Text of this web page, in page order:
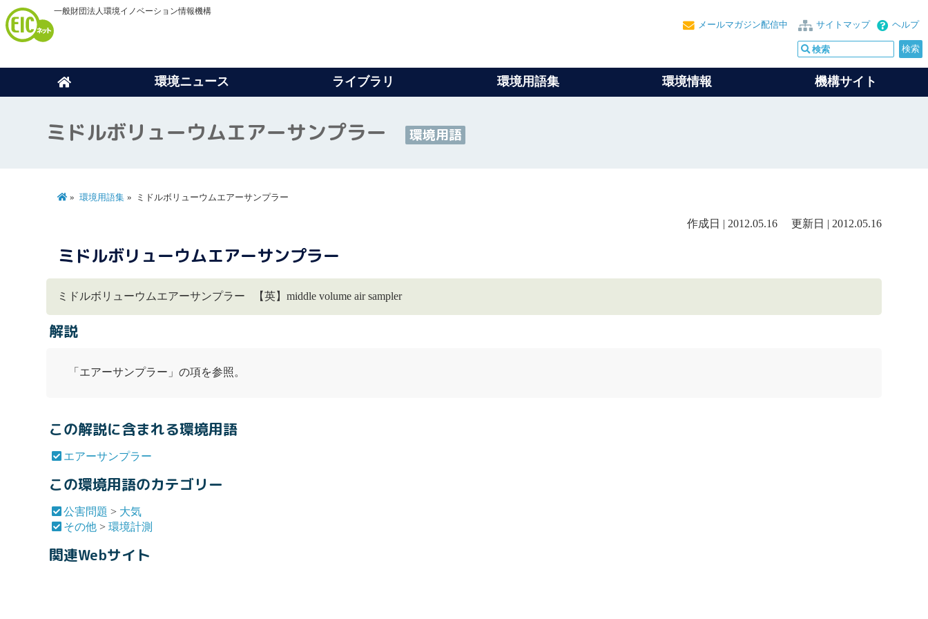
一般財団法人環境イノベーション情報機構
ヘルプ
サイトマップ
メールマガジン配信中
環境ニュース ライブラリ 環境用語集 環境情報 機構サイト
ミドルボリューウムエアーサンプラー 環境用語
環境用語集 ミドルボリューウムエアーサンプラー
作成日 | 2012.05.16 更新日 | 2012.05.16
ミドルボリューウムエアーサンプラー
ミドルボリューウムエアーサンプラー 【英】middle volume air sampler
解説
「 エアーサンプラー 」の項を参照。
この解説に含まれる環境用語
エアーサンプラー
この環境用語のカテゴリー
公害問題 > 大気
その他 >環境計測
関連Webサイト